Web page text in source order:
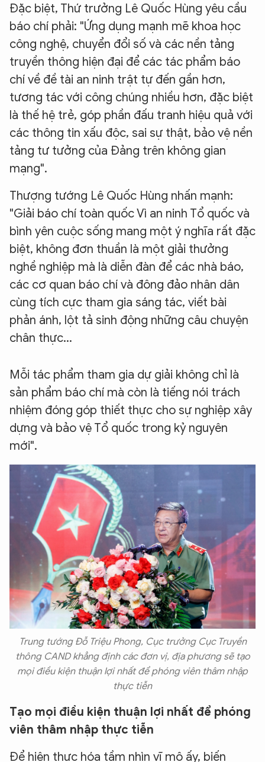
Đặc biệt, Thứ trưởng Lê Quốc Hùng yêu cầu
báo chí phải: "Ứng dụng mạnh mẽ khoa học
công nghệ, chuyển đổi số và các nền tảng
truyền thông hiện đại để các tác phẩm báo
chí về đề tài an ninh trật tự đến gần hơn,
tương tác với công chúng nhiều hơn, đặc biệt
là thế hệ trẻ, góp phần đấu tranh hiệu quả với
các thông tin xấu độc, sai sự thật, bảo vệ nền
tảng tư tưởng của Đảng trên không gian
mạng".
Thượng tướng Lê Quốc Hùng nhấn mạnh:
"Giải báo chí toàn quốc Vì an ninh Tổ quốc và
bình yên cuộc sống mang một ý nghĩa rất đặc
biệt, không đơn thuần là một giải thưởng
nghề nghiệp mà là diễn đàn để các nhà báo,
các cơ quan báo chí và đông đảo nhân dân
cùng tích cực tham gia sáng tác, viết bài
phản ánh, lột tả sinh động những câu chuyện
chân thực...
Mỗi tác phẩm tham gia dự giải không chỉ là
sản phẩm báo chí mà còn là tiếng nói trách
nhiệm đóng góp thiết thực cho sự nghiệp xây
dựng và bảo vệ Tổ quốc trong kỷ nguyên
mới".
Trung tướng Đỗ Triệu Phong, Cục trưởng Cục Truyền
thông CAND khẳng định các đơn vị, địa phương sẽ tạo
mọi điều kiện thuận lợi nhất để phóng viên thâm nhập
thực tiễn
Tạo mọi điều kiện thuận lợi nhất để phóng
viên thâm nhập thực tiễn
Để hiện thực hóa tầm nhìn vĩ mô ấy, biến